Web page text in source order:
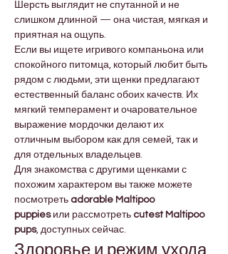
Шерсть выглядит не спутанной и не
слишком длинной — она чистая, мягкая и
приятная на ощупь.
Если вы ищете игривого компаньона или
спокойного питомца, который любит быть
рядом с людьми, эти щенки предлагают
естественный баланс обоих качеств. Их
мягкий темперамент и очаровательное
выражение мордочки делают их
отличным выбором как для семей, так и
для отдельных владельцев.
Для знакомства с другими щенками с
похожим характером вы также можете
посмотреть adorable Maltipoo
puppies или рассмотреть cutest Maltipoo
pups, доступных сейчас.